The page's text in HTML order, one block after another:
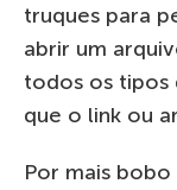
truques para
abrir um
todos os tipos
que o link ou
Por mais bobo